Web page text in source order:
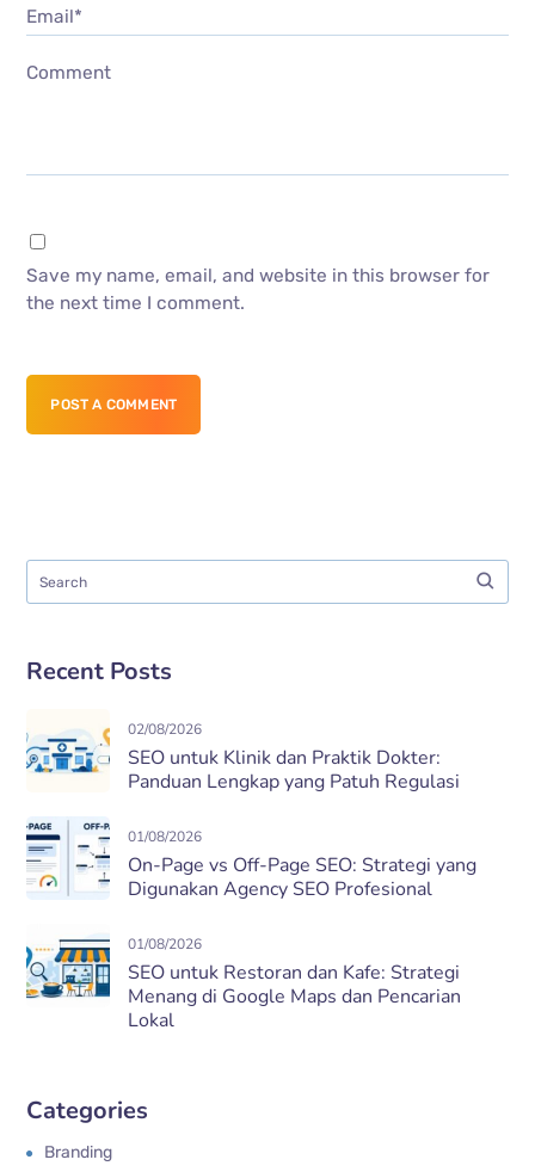
Email*
Comment
Save my name, email, and website in this browser for
the next time I comment.
POST A COMMENT
Recent Posts
02/08/2026
SEO untuk Klinik dan Praktik Dokter:
Panduan Lengkap yang Patuh Regulasi
01/08/2026
On-Page vs Off-Page SEO: Strategi yang
Digunakan Agency SEO Profesional
01/08/2026
SEO untuk Restoran dan Kafe: Strategi
Menang di Google Maps dan Pencarian
Lokal
Categories
Branding